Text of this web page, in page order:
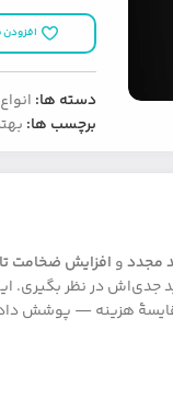
افزودن
دسته ها:
برچسب ها:
مجددو افزایش ضخامت
جدی‌اش در نظر بگیری.
هزینه — پوشش